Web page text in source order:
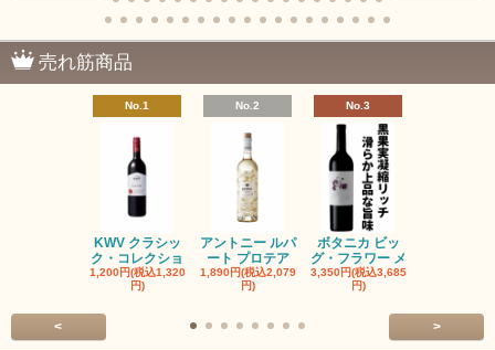
売れ筋商品
No.1
KWV クラシッ
ク・コレクショ
1,200円(税込1,320
円)
No.2
アントニー ルパ
ート プロテア
1,890円(税込2,079
円)
No.3
ボタニカ ビッ
グ・フラワー メ
3,350円(税込3,685
円)
< >